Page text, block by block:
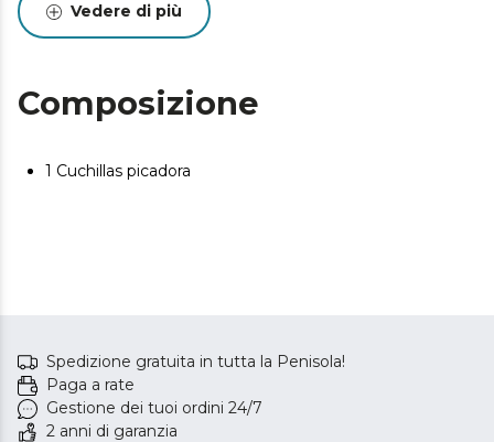
Vedere di più
Composizione
1 Cuchillas picadora
Spedizione gratuita in tutta la Penisola!
Paga a rate
Gestione dei tuoi ordini 24/7
2 anni di garanzia